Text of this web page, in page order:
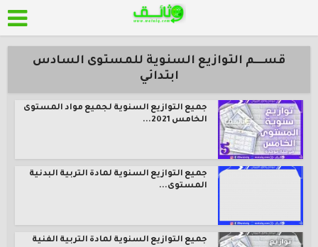
قســــم التوازيع السنوية للمستوى السادس
ابتدائي
جميع التوازيع السنوية لجميع مواد المستوى
الخامس 2021...
جميع التوازيع السنوية لمادة التربية البدنية
المستوى...
جميع التوازيع السنوية لمادة التربية الفنية